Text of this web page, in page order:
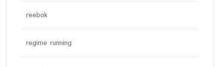
reebok
regime running